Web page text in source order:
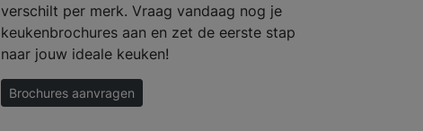
verschilt per merk. Vraag vandaag nog je
keukenbrochures aan en zet de eerste stap
naar jouw ideale keuken!
Brochures aanvragen